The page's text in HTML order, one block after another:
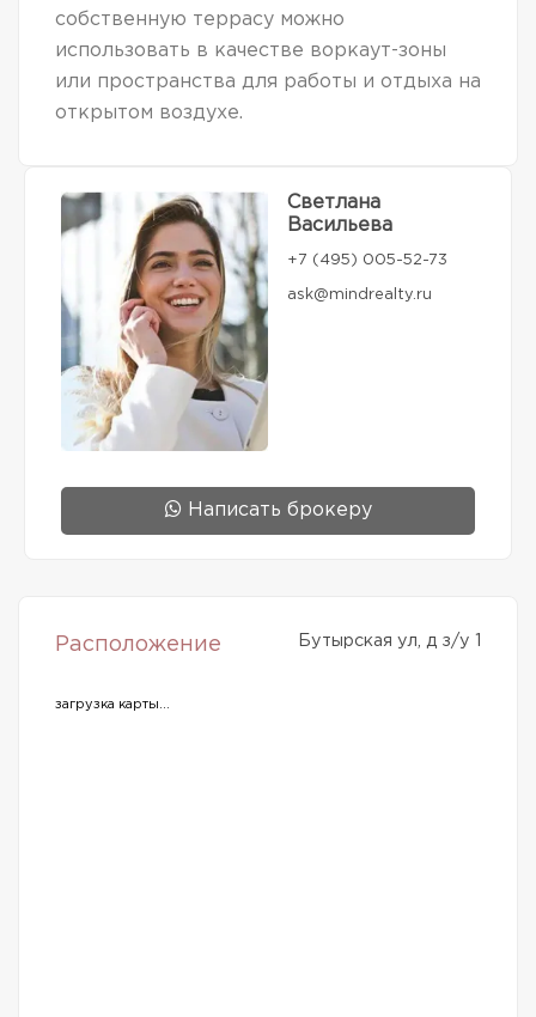
собственную террасу можно
использовать в качестве воркаут-зоны
или пространства для работы и отдыха на
открытом воздухе.
Светлана
Васильева
+7 (495) 005-52-73
ask@mindrealty.ru
Написать брокеру
Расположение Бутырская ул, д з/у 1
загрузка карты...